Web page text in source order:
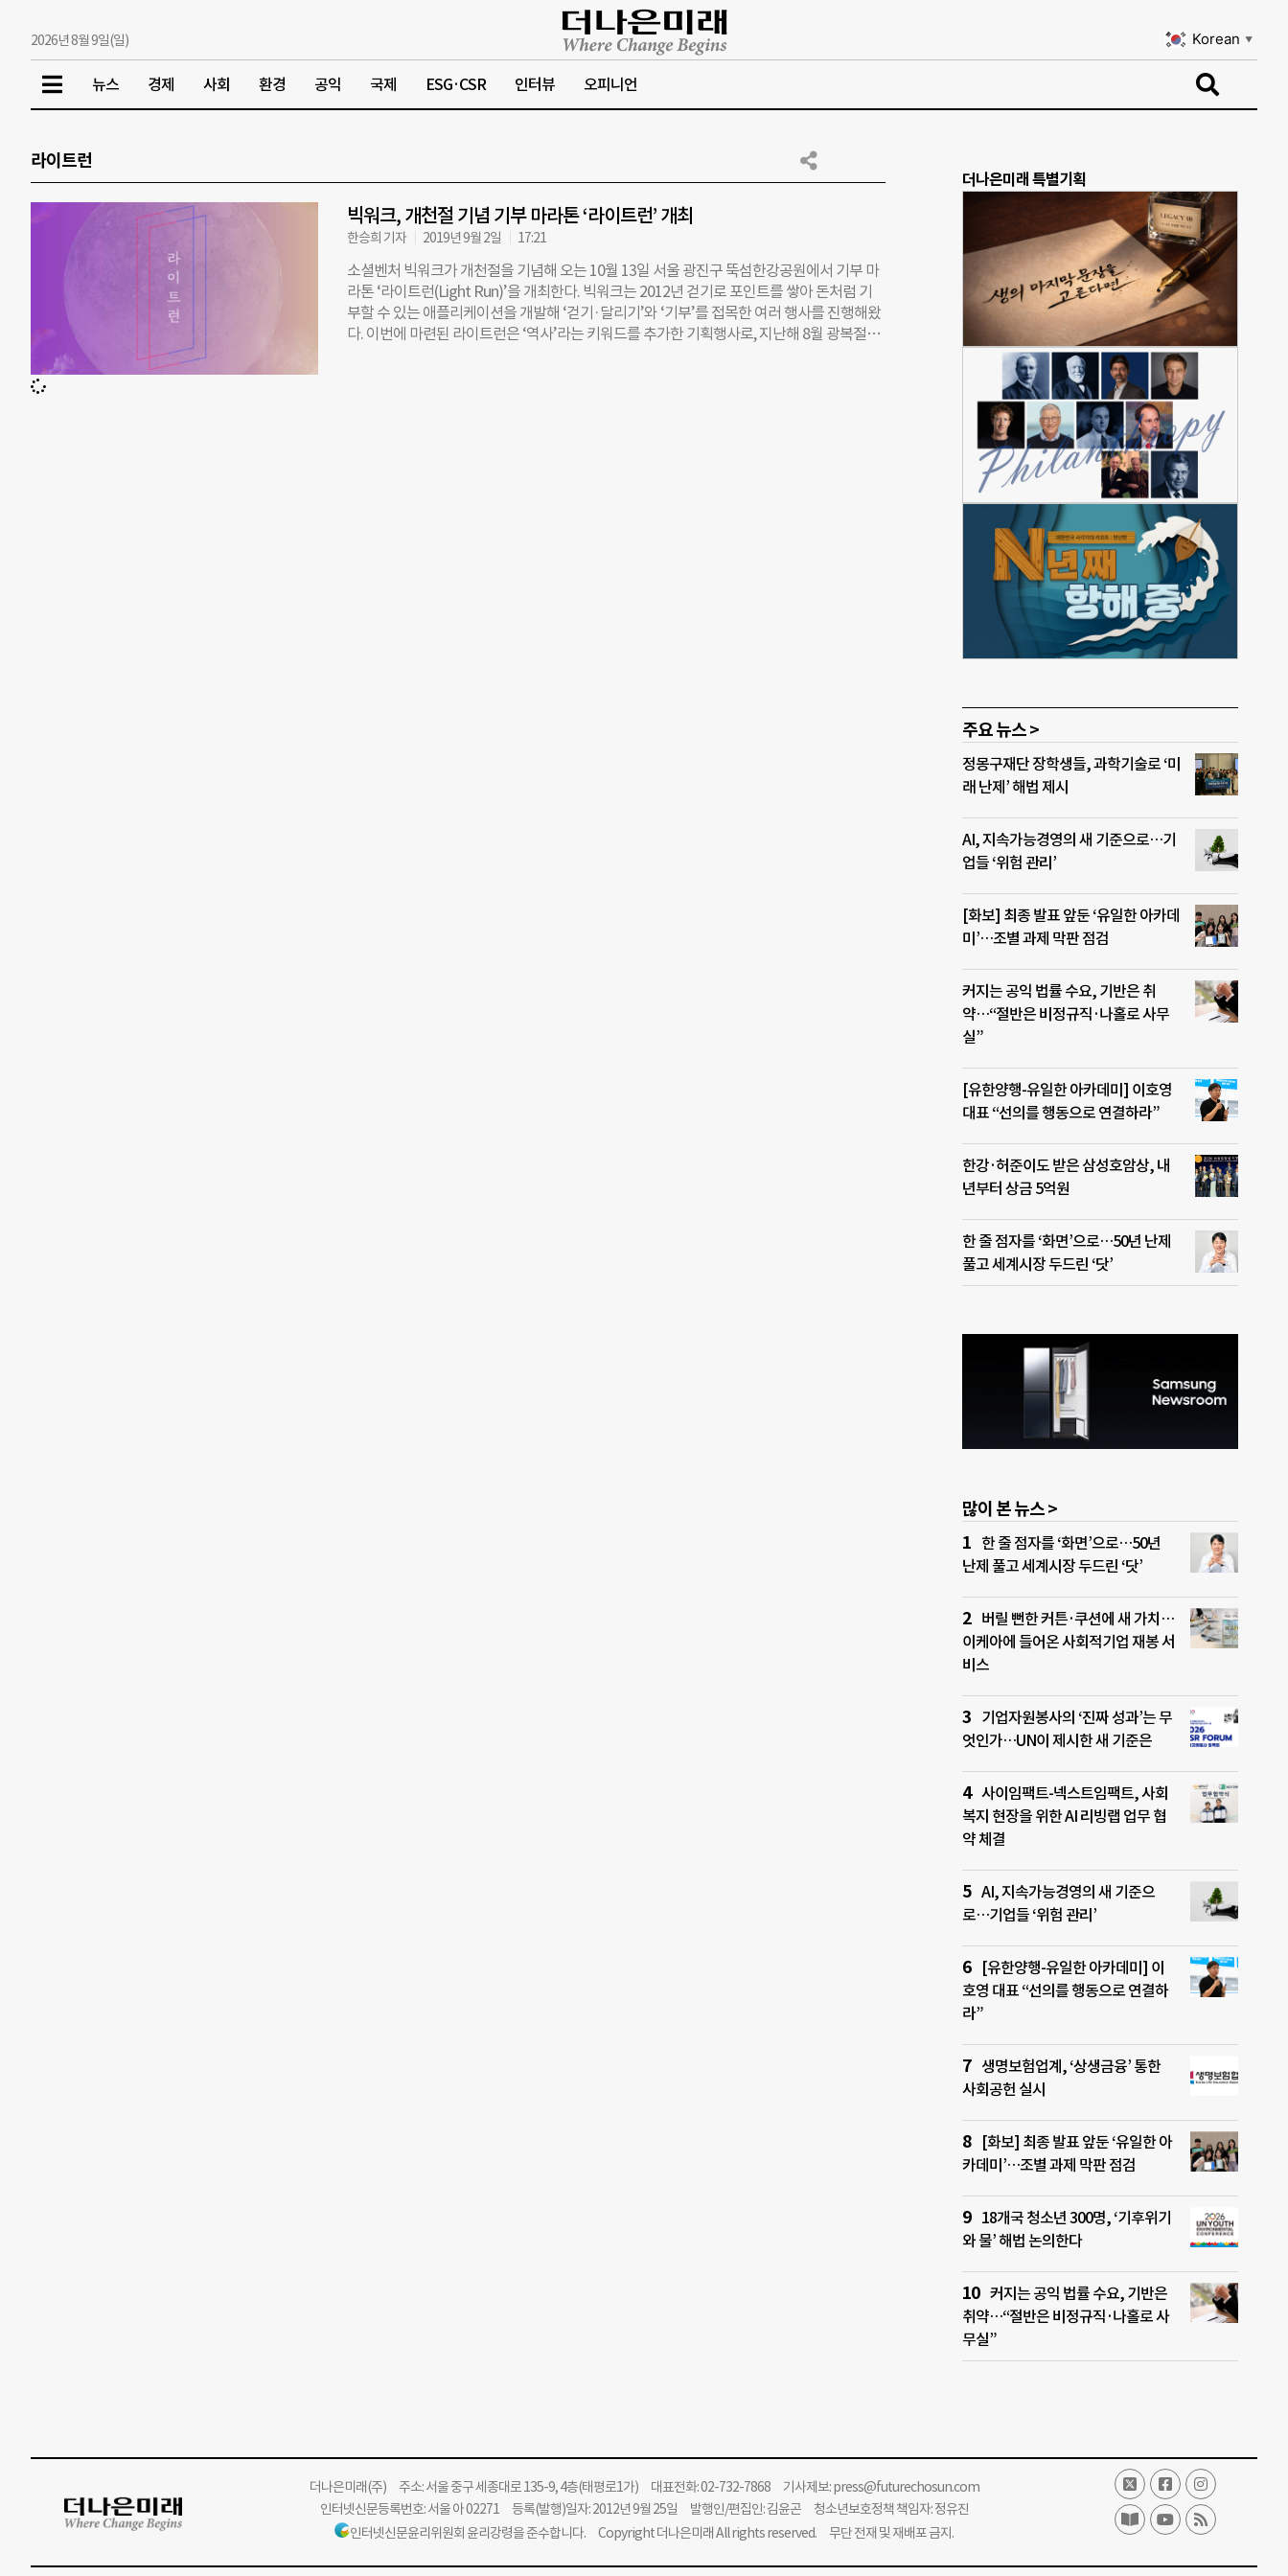
2026년 8월 9일(일) Korean ▼
뉴스 경제 사회 환경 공익 국제 ESG·CSR 인터뷰 오피니언
라이트런
빅워크, 개천절 기념 기부 마라톤 ‘라이트런’ 개최
한승희 기자 2019년 9월 2일 17:21
소셜벤처 빅워크가 개천절을 기념해 오는 10월 13일 서울 광진구 뚝섬한강공원에서 기부 마
라톤 ‘라이트런(Light Run)’을 개최한다. 빅워크는 2012년 걷기로 포인트를 쌓아 돈처럼 기
부할 수 있는 애플리케이션을 개발해 ‘걷기·달리기’와 ‘기부’를 접목한 여러 행사를 진행해왔
다. 이번에 마련된 라이트런은 ‘역사’라는 키워드를 추가한 기획행사로, 지난해 8월 광복절을
더나은미래 특별기획
주요 뉴스 >
정몽구재단 장학생들, 과학기술로 ‘미
래 난제’ 해법 제시
AI, 지속가능경영의 새 기준으로…기
업들 ‘위험 관리’
[화보] 최종 발표 앞둔 ‘유일한 아카데
미’…조별 과제 막판 점검
커지는 공익 법률 수요, 기반은 취
약…“절반은 비정규직·나홀로 사무
실”
[유한양행-유일한 아카데미] 이호영
대표 “선의를 행동으로 연결하라”
한강·허준이도 받은 삼성호암상, 내
년부터 상금 5억원
한 줄 점자를 ‘화면’으로…50년 난제
풀고 세계시장 두드린 ‘닷’
많이 본 뉴스 >
한 줄 점자를 ‘화면’으로…50년
난제 풀고 세계시장 두드린 ‘닷’
버릴 뻔한 커튼·쿠션에 새 가치…
이케아에 들어온 사회적기업 재봉 서
비스
기업자원봉사의 ‘진짜 성과’는 무
엇인가…UN이 제시한 새 기준은
사이임팩트-넥스트임팩트, 사회
복지 현장을 위한 AI 리빙랩 업무 협
약 체결
AI, 지속가능경영의 새 기준으
로…기업들 ‘위험 관리’
[유한양행-유일한 아카데미] 이
호영 대표 “선의를 행동으로 연결하
라”
생명보험업계, ‘상생금융’ 통한
사회공헌 실시
[화보] 최종 발표 앞둔 ‘유일한 아
카데미’…조별 과제 막판 점검
18개국 청소년 300명, ‘기후위기
와 물’ 해법 논의한다
커지는 공익 법률 수요, 기반은
취약…“절반은 비정규직·나홀로 사
무실”
더나은미래(주)주소: 서울 중구 세종대로 135-9, 4층(태평로1가) 대표전화: 02-732-7868 기사제보:press@futurechosun.com
인터넷신문등록번호: 서울 아 02271 등록(발행)일자: 2012년 9월 25일 발행인/편집인: 김윤곤 청소년보호정책 책임자: 정유진
인터넷신문윤리위원회 윤리강령을 준수합니다. Copyright 더나은미래 All rights reserved. 무단 전재 및 재배포 금지.